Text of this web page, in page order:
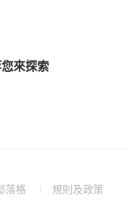
來探索
落格
(Open規則及政策(Open